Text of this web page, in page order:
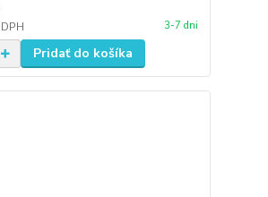
3-7 dni
Pridať do košíka